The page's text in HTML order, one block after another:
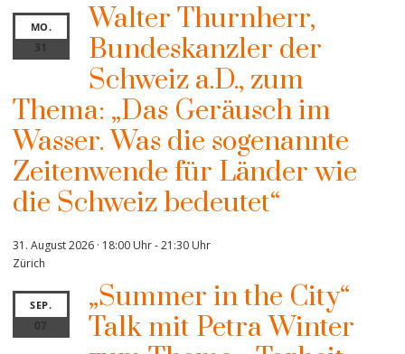
MO.
31
Walter Thurnherr,
Bundeskanzler der
Schweiz a.D., zum
Thema: „Das Geräusch im
Wasser. Was die sogenannte
Zeitenwende für Länder wie
die Schweiz bedeutet“
31. August 2026 · 18:00 Uhr-21:30 Uhr
Zürich
SEP.
07
„Summer in the City“
Talk mit Petra Winter